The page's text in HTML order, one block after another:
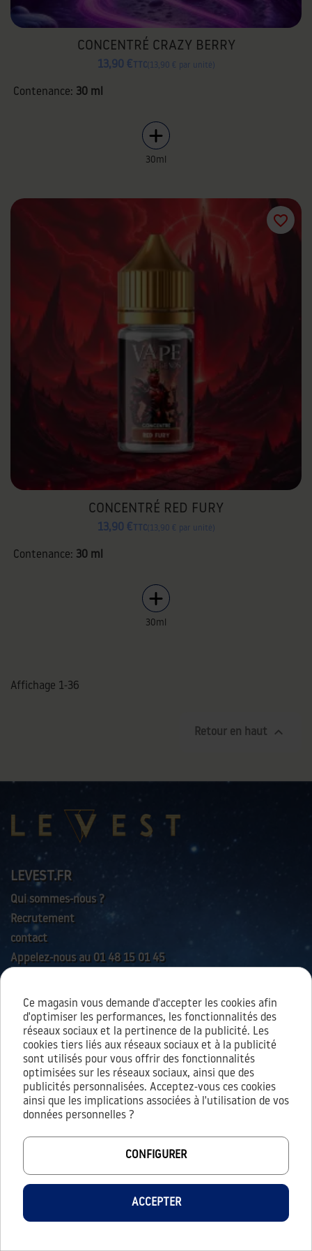
CONCENTRÉ CRAZY BERRY
13,90 € TTC 13,90 € par unité
Contenance: 30 ml
30ml
CONCENTRÉ RED FURY
13,90 € TTC 13,90 € par unité
Contenance: 30 ml
30ml
favorite_border
Affichage 1-36
Retour en haut 
LEVEST.FR
Qui sommes-nous ?
Recrutement
contact
Appelez-nous au 01 48 15 01 45
AIDES & SERVICES
À PROPOS
Conditions générales d’utilisation
Conditions générales de vente
Mentions légales
Protection des données personnelles
© 2026 - LEVEST.FR
Ce magasin vous demande d'accepter les cookies afin
d'optimiser les performances, les fonctionnalités des
réseaux sociaux et la pertinence de la publicité. Les
cookies tiers liés aux réseaux sociaux et à la publicité
sont utilisés pour vous offrir des fonctionnalités
optimisées sur les réseaux sociaux, ainsi que des
publicités personnalisées. Acceptez-vous ces cookies
ainsi que les implications associées à l'utilisation de vos
données personnelles ?
CONFIGURER
ACCEPTER